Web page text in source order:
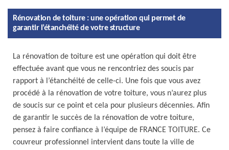
Rénovation de toiture : une opération qui permet de
garantir l’étanchéité de votre structure
La rénovation de toiture est une opération qui doit être
effectuée avant que vous ne rencontriez des soucis par
rapport à l’étanchéité de celle-ci. Une fois que vous avez
procédé à la rénovation de votre toiture, vous n’aurez plus
de soucis sur ce point et cela pour plusieurs décennies. Afin
de garantir le succès de la rénovation de votre toiture,
pensez à faire confiance à l’équipe de FRANCE TOITURE. Ce
couvreur professionnel intervient dans toute la ville de